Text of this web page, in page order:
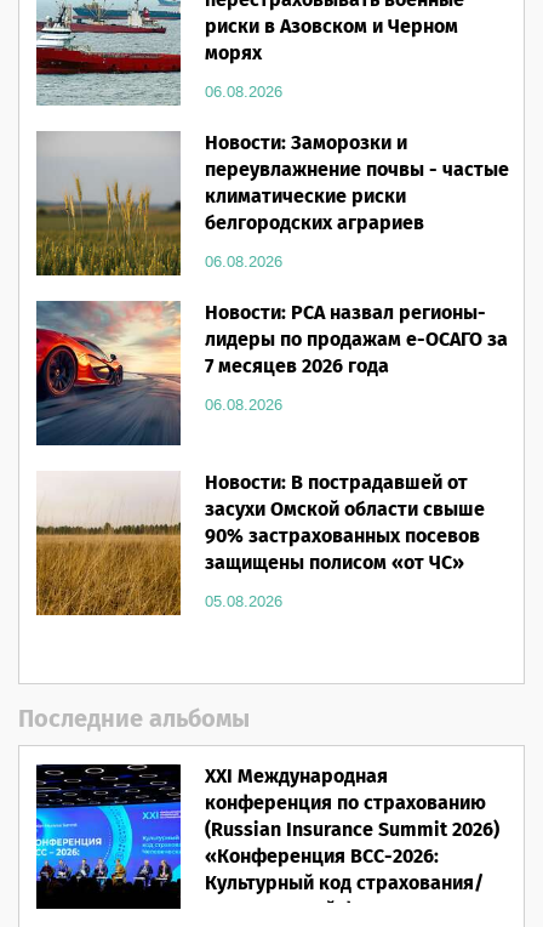
риски в Азовском и Черном
морях
06.08.2026
Новости: Заморозки и
переувлажнение почвы - частые
климатические риски
белгородских аграриев
06.08.2026
Новости: РСА назвал регионы-
лидеры по продажам е-ОСАГО за
7 месяцев 2026 года
06.08.2026
Новости: В пострадавшей от
засухи Омской области свыше
90% застрахованных посевов
защищены полисом «от ЧС»
05.08.2026
Последние альбомы
XXI Международная
конференция по страхованию
(Russian Insurance Summit 2026)
«Конференция ВСС-2026:
Культурный код страхования/
Человеческий фактор»